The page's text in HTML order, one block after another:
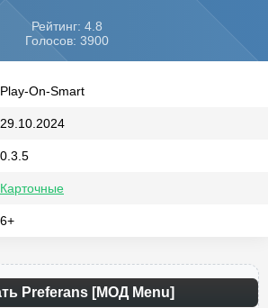
Рейтинг: 4.8
Голосов: 3900
Play-On-Smart
29.10.2024
0.3.5
Карточные
6+
Preferans [МОД Menu]